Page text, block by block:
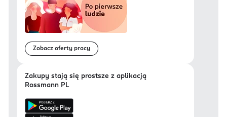
Zobacz oferty pracy
Zakupy stają się prostsze z aplikacją
Rossmann PL